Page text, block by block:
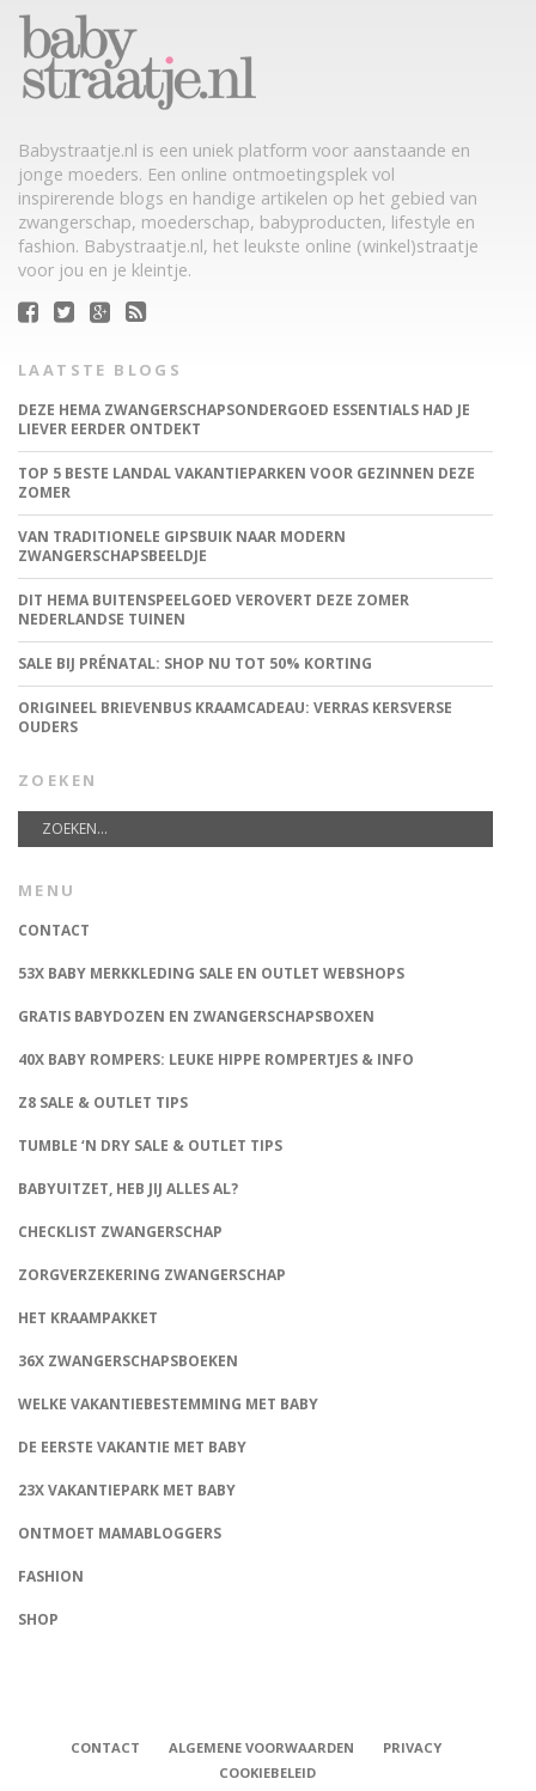
Babystraatje.nl is een uniek platform voor aanstaande en
jonge moeders. Een online ontmoetingsplek vol
inspirerende blogs en handige artikelen op het gebied van
zwangerschap, moederschap, babyproducten, lifestyle en
fashion. Babystraatje.nl, het leukste online (winkel)straatje
voor jou en je kleintje.
LAATSTE BLOGS
DEZE HEMA ZWANGERSCHAPSONDERGOED ESSENTIALS HAD JE
LIEVER EERDER ONTDEKT
TOP 5 BESTE LANDAL VAKANTIEPARKEN VOOR GEZINNEN DEZE
ZOMER
VAN TRADITIONELE GIPSBUIK NAAR MODERN
ZWANGERSCHAPSBEELDJE
DIT HEMA BUITENSPEELGOED VEROVERT DEZE ZOMER
NEDERLANDSE TUINEN
SALE BIJ PRÉNATAL: SHOP NU TOT 50% KORTING
ORIGINEEL BRIEVENBUS KRAAMCADEAU: VERRAS KERSVERSE
OUDERS
ZOEKEN
MENU
CONTACT
53X BABY MERKKLEDING SALE EN OUTLET WEBSHOPS
GRATIS BABYDOZEN EN ZWANGERSCHAPSBOXEN
40X BABY ROMPERS: LEUKE HIPPE ROMPERTJES & INFO
Z8 SALE & OUTLET TIPS
TUMBLE ‘N DRY SALE & OUTLET TIPS
BABYUITZET, HEB JIJ ALLES AL?
CHECKLIST ZWANGERSCHAP
ZORGVERZEKERING ZWANGERSCHAP
HET KRAAMPAKKET
36X ZWANGERSCHAPSBOEKEN
WELKE VAKANTIEBESTEMMING MET BABY
DE EERSTE VAKANTIE MET BABY
23X VAKANTIEPARK MET BABY
ONTMOET MAMABLOGGERS
FASHION
SHOP
CONTACT ALGEMENE VOORWAARDEN
PRIVACY
COOKIEBELEID